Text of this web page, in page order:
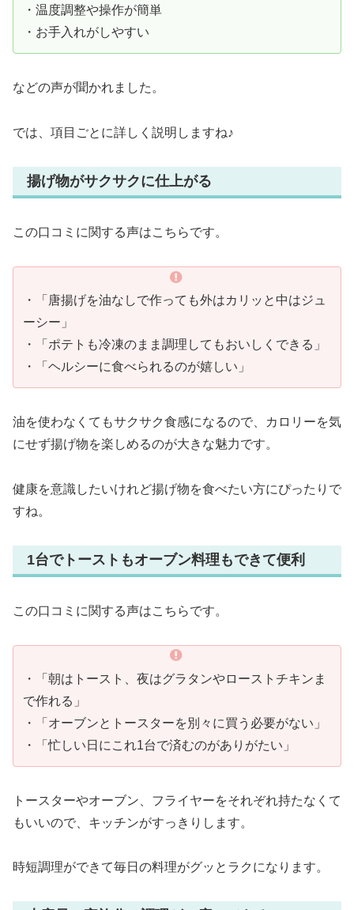
・温度調整や操作が簡単
・お手入れがしやすい
などの声が聞かれました。
では、項目ごとに詳しく説明しますね♪
揚げ物がサクサクに仕上がる
この口コミに関する声はこちらです。
・「唐揚げを油なしで作っても外はカリッと中はジュ
ーシー」
・「ポテトも冷凍のまま調理してもおいしくできる」
・「ヘルシーに食べられるのが嬉しい」
油を使わなくてもサクサク食感になるので、カロリーを気
にせず揚げ物を楽しめるのが大きな魅力です。
健康を意識したいけれど揚げ物を食べたい方にぴったりで
すね。
1台でトーストもオーブン料理もできて便利
この口コミに関する声はこちらです。
・「朝はトースト、夜はグラタンやローストチキンま
で作れる」
・「オーブンとトースターを別々に買う必要がない」
・「忙しい日にこれ1台で済むのがありがたい」
トースターやオーブン、フライヤーをそれぞれ持たなくて
もいいので、キッチンがすっきりします。
時短調理ができて毎日の料理がグッとラクになります。